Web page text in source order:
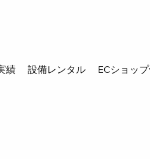
績 設備レンタル ECショップ